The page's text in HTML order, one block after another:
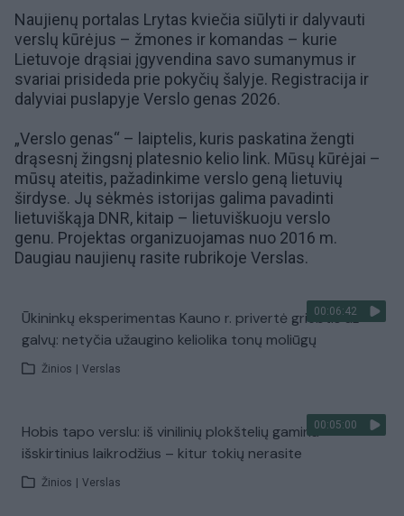
Naujienų portalas Lrytas kviečia siūlyti ir dalyvauti
verslų kūrėjus – žmones ir komandas – kurie
Lietuvoje drąsiai įgyvendina savo sumanymus ir
svariai prisideda prie pokyčių šalyje. Registracija ir
dalyviai puslapyje Verslo genas 2026.
„Verslo genas“ – laiptelis, kuris paskatina žengti
drąsesnį žingsnį platesnio kelio link. Mūsų kūrėjai –
mūsų ateitis, pažadinkime verslo geną lietuvių
širdyse. Jų sėkmės istorijas galima pavadinti
lietuviškąja DNR, kitaip – lietuviškuoju verslo
genu. Projektas organizuojamas nuo 2016 m.
Daugiau naujienų rasite rubrikoje Verslas.
00:06:42
Ūkininkų eksperimentas Kauno r. privertė griebtis už
galvų: netyčia užaugino keliolika tonų moliūgų
Žinios Verslas
00:05:00
Hobis tapo verslu: iš vinilinių plokštelių gamina
išskirtinius laikrodžius – kitur tokių nerasite
Žinios Verslas